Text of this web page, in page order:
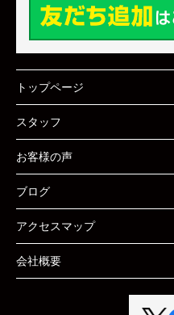
トップページ
スタッフ
お客様の声
ブログ
アクセスマップ
会社概要